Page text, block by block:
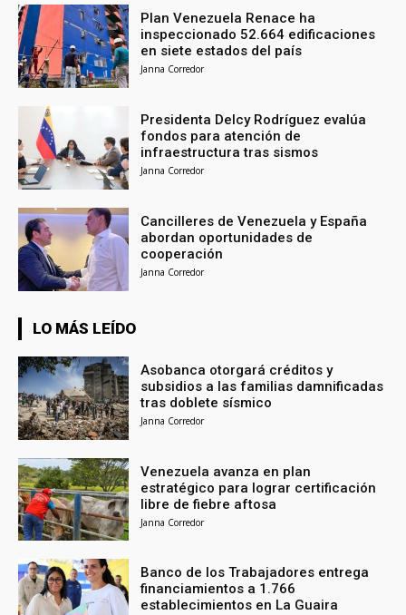
Plan Venezuela Renace ha
inspeccionado 52.664 edificaciones
en siete estados del país
Janna Corredor
Presidenta Delcy Rodríguez evalúa
fondos para atención de
infraestructura tras sismos
Janna Corredor
Cancilleres de Venezuela y España
abordan oportunidades de
cooperación
Janna Corredor
LO MÁS LEÍDO
Asobanca otorgará créditos y
subsidios a las familias damnificadas
tras doblete sísmico
Janna Corredor
Venezuela avanza en plan
estratégico para lograr certificación
libre de fiebre aftosa
Janna Corredor
Banco de los Trabajadores entrega
financiamientos a 1.766
establecimientos en La Guaira